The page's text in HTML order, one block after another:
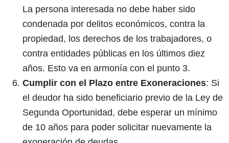
La persona interesada no debe haber sido
condenada por delitos económicos, contra la
propiedad, los derechos de los trabajadores, o
contra entidades públicas en los últimos diez
años. Esto va en armonía con el punto 3.
Cumplir con el Plazo entre Exoneraciones: Si
el deudor ha sido beneficiario previo de la Ley de
Segunda Oportunidad, debe esperar un mínimo
de 10 años para poder solicitar nuevamente la